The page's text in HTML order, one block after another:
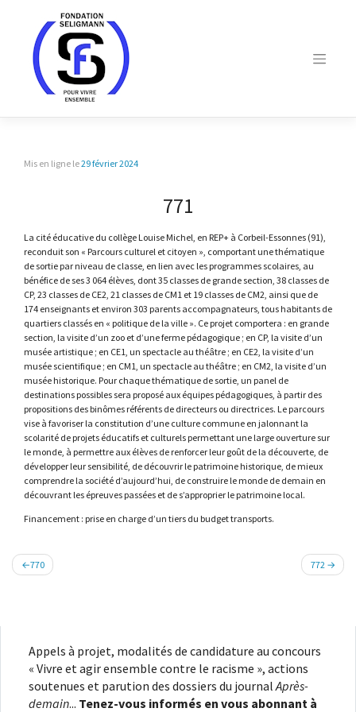
Mis en ligne le29 février 2024
771
La cité éducative du collège Louise Michel, en REP+ à Corbeil-Essonnes (91),
reconduit son « Parcours culturel et citoyen », comportant une thématique
de sortie par niveau de classe, en lien avec les programmes scolaires, au
bénéfice de ses 3 064 élèves, dont 35 classes de grande section, 38 classes de
CP, 23 classes de CE2, 21 classes de CM1 et 19 classes de CM2, ainsi que de
174 enseignants et environ 303 parents accompagnateurs, tous habitants de
quartiers classés en « politique de la ville ». Ce projet comportera : en grande
section, la visite d’un zoo et d’une ferme pédagogique ; en CP, la visite d’un
musée artistique ; en CE1, un spectacle au théâtre ; en CE2, la visite d’un
musée scientifique ; en CM1, un spectacle au théâtre ; en CM2, la visite d’un
musée historique. Pour chaque thématique de sortie, un panel de
destinations possibles sera proposé aux équipes pédagogiques, à partir des
propositions des binômes référents de directeurs ou directrices. Le parcours
vise à favoriser la constitution d’une culture commune en jalonnant la
scolarité de projets éducatifs et culturels permettant une large ouverture sur
le monde, à permettre aux élèves de renforcer leur goût de la découverte, de
développer leur sensibilité, de découvrir le patrimoine historique, de mieux
comprendre la société d’aujourd’hui, de construire le monde de demain en
découvrant les épreuves passées et de s’approprier le patrimoine local.
Financement : prise en charge d’un tiers du budget transports.
Navigation
de
770 772
Appels à projet, modalités de candidature au concours
« Vivre et agir ensemble contre le racisme », actions
soutenues et parution des dossiers du journalAprès-
demain... Tenez-vous informés en vous abonnant à